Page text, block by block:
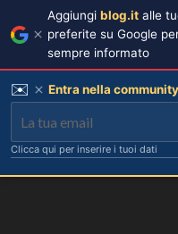
Aggiungi blog.it alle
preferite su Google
sempre informato
✉️ Entra nella
Clicca qui per inserire i tuoi dati